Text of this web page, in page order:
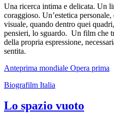
Una ricerca intima e delicata. Un
coraggioso. Un’estetica
visuale, quando dentro quei
pensieri, lo sguardo. Un film che
della propria espressione,
sentita.
Anteprima mondiale Opera prima
Biografilm Italia
Lo spazio vuoto